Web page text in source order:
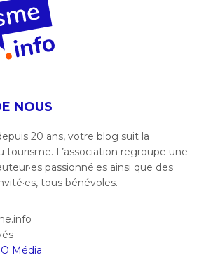
NOUS
20 ans, votre blog suit la
tourisme. L’association regroupe une
passionné·es ainsi que des
tous bénévoles.
Média